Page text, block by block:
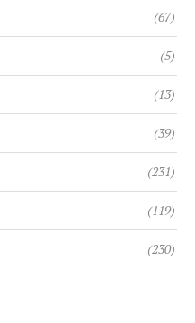
(67)
(5)
(13)
(39)
(231)
(119)
(230)